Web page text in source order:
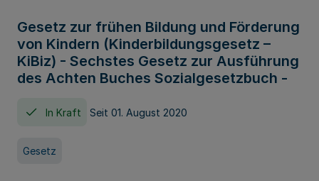
Gesetz zur frühen Bildung und Förderung
von Kindern (Kinderbildungsgesetz –
KiBiz) - Sechstes Gesetz zur Ausführung
des Achten Buches Sozialgesetzbuch -
In Kraft Seit 01. August 2020
Gesetz